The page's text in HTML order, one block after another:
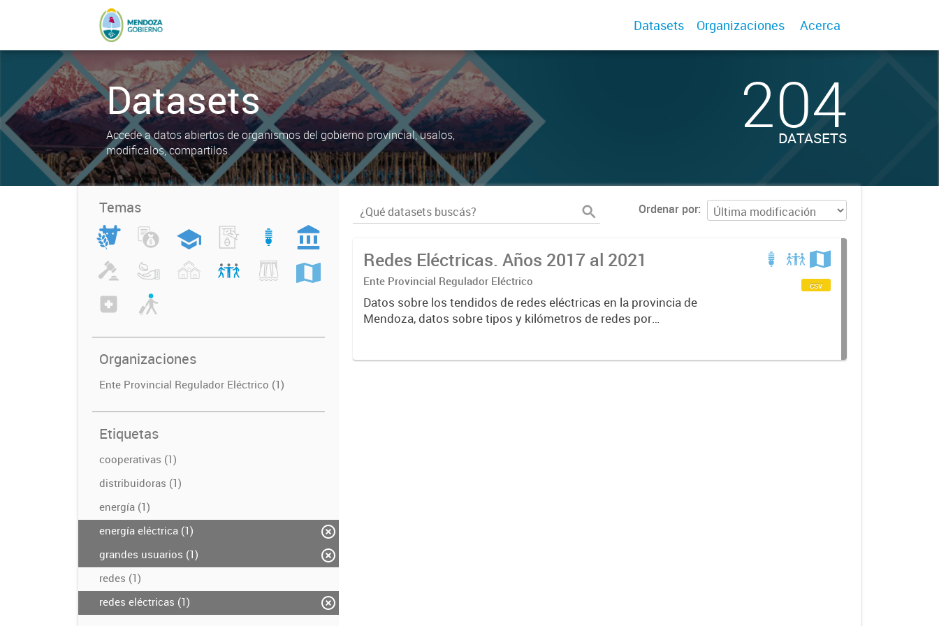
Datasets Organizaciones Acerca
Datasets
Accede a datos abiertos de organismos del gobierno provincial, usalos,
modificalos, compartilos.
204
DATASETS
Temas
Organizaciones
Ente Provincial Regulador Eléctrico (1)
Etiquetas
cooperativas (1)
distribuidoras (1)
energía (1)
energía eléctrica (1)
grandes usuarios (1)
redes (1)
redes eléctricas (1)
Ordenar por
Redes Eléctricas. Años 2017 al 2021
Ente Provincial Regulador Eléctrico
Datos sobre los tendidos de redes eléctricas en la provincia de
Mendoza, datos sobre tipos y kilómetros de redes por
csv